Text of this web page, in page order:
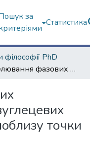
за
Статистика
PhD
Моделювання фазових перетворень у маловуглецевих сталях та у рідинах поблизу точки кристалізації
точки